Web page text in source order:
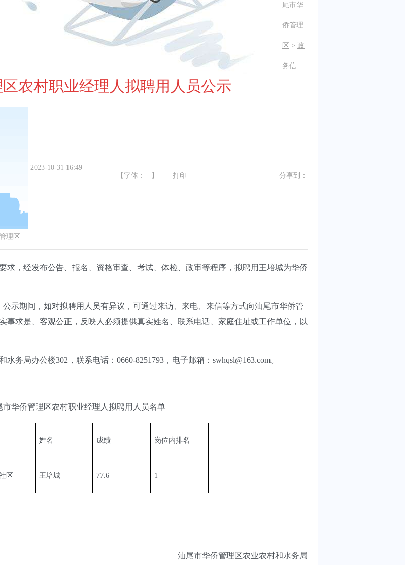
尾市华
侨管理
区 > 政
务信
农村职业经理人拟聘用人员公示
2023-10-31 16:49
理区
【字体： 】 打印 分享到：
，经发布公告、报名、资格审查、考试、体检、政审等程序，拟聘用王培城为华侨
示期间，如对拟聘用人员有异议，可通过来访、来电、来信等方式向汕尾市华侨管
事求是、客观公正，反映人必须提供真实姓名、联系电话、家庭住址或工作单位，以
局办公楼302，联系电话：0660-8251793，电子邮箱： swhqsl@163.com。
市华侨管理区农村职业经理人拟聘用人员名单
姓名 成绩 岗位内排名
区 王培城 77.6 1
汕尾市华侨管理区农业农村和水务局